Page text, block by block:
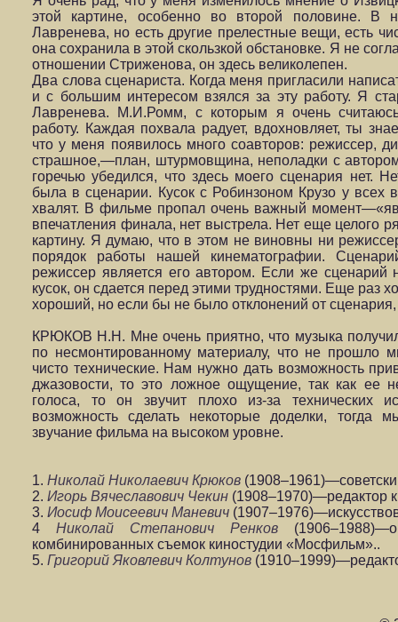
этой картине, особенно во второй половине. В
Лавренева, но есть другие прелестные вещи, есть
она сохранила в этой скользкой обстановке. Я не
отношении Стриженова, он здесь великолепен.
Два слова сценариста. Когда меня пригласили
и с большим интересом взялся за эту работу. Я
Лавренева. М.И.Ромм, с которым я очень
работу. Каждая похвала радует, вдохновляет, ты
что у меня появилось много соавторов: режиссер,
страшное,—план, штурмовщина, неполадки с
горечью убедился, что здесь моего сценария нет.
была в сценарии. Кусок с Робинзоном Крузо у всех
хвалят. В фильме пропал очень важный
впечатления финала, нет выстрела. Нет еще целого
картину. Я думаю, что в этом не виновны ни
порядок работы нашей кинематографии.
режиссер является его автором. Если же сценарий
кусок, он сдается перед этими трудностями. Еще раз
хороший, но если бы не было отклонений от
КРЮКОВ Н.Н. Мне очень приятно, что музыка
по несмонтированному материалу, что не прошло
чисто технические. Нам нужно дать возможность
джазовости, то это ложное ощущение, так как ее
голоса, то он звучит плохо из-за технических
возможность сделать некоторые доделки, тогда
звучание фильма на высоком уровне.
1. Николай Николаевич Крюков
2. Игорь Вячеславович Чекин (1908–1970)—редактор
3. Иосиф Моисеевич Маневич
4 Николай Степанович Ренков
комбинированных съемок киностудии «Мосфильм»..
5. Григорий Яковлевич Колтунов